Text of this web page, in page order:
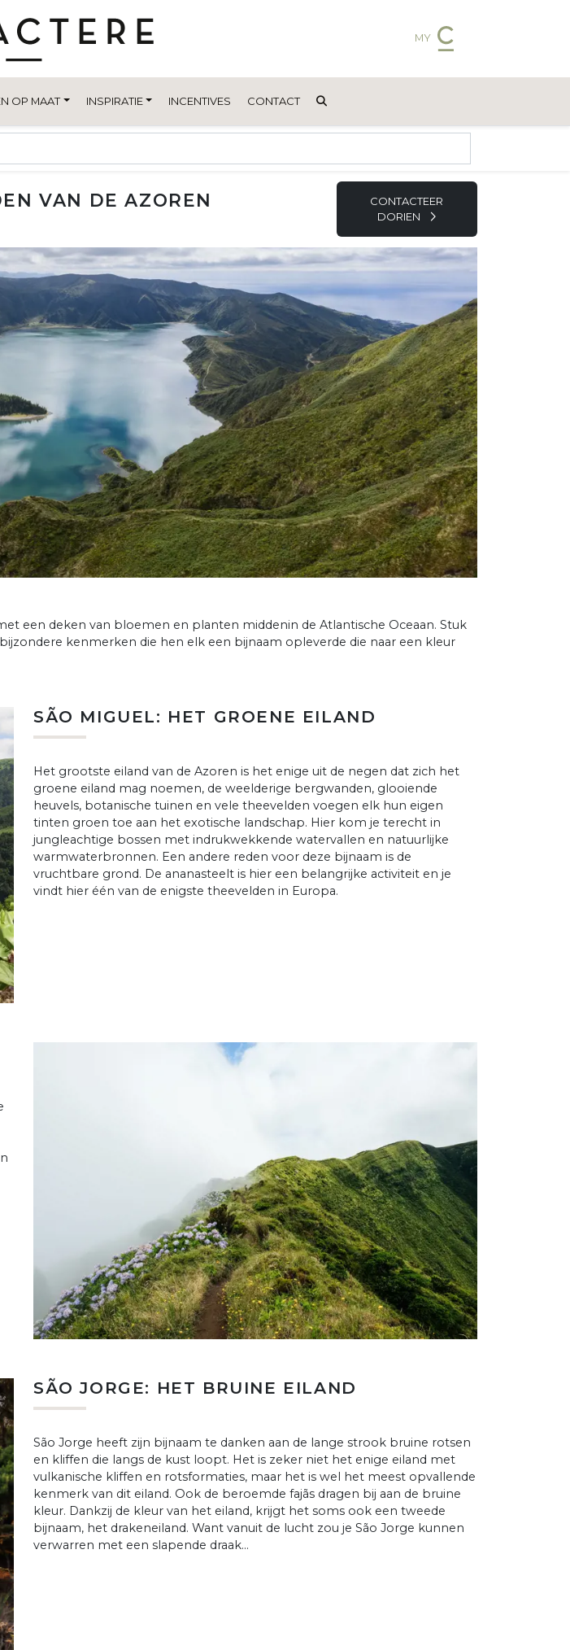
MY
OP MAAT INSPIRATIE INCENTIVES CONTACT
VAN DE AZOREN
CONTACTEER
DORIEN
een deken van bloemen en planten middenin de Atlantische Oceaan. Stuk
kenmerken die hen elk een bijnaam opleverde die naar een kleur
SÃO MIGUEL: HET GROENE EILAND
Het grootste eiland van de Azoren is het enige uit de negen dat zich het
groene eiland mag noemen, de weelderige bergwanden, glooiende
heuvels, botanische tuinen en vele theevelden voegen elk hun eigen
tinten groen toe aan het exotische landschap. Hier kom je terecht in
jungleachtige bossen met indrukwekkende watervallen en natuurlijke
warmwaterbronnen. Een andere reden voor deze bijnaam is de
vruchtbare grond. De ananasteelt is hier een belangrijke activiteit en je
vindt hier één van de enigste theevelden in Europa.
SÃO JORGE: HET BRUINE EILAND
São Jorge heeft zijn bijnaam te danken aan de lange strook bruine rotsen
en kliffen die langs de kust loopt. Het is zeker niet het enige eiland met
vulkanische kliffen en rotsformaties, maar het is wel het meest opvallende
kenmerk van dit eiland. Ook de beroemde fajãs dragen bij aan de bruine
kleur. Dankzij de kleur van het eiland, krijgt het soms ook een tweede
bijnaam, het drakeneiland. Want vanuit de lucht zou je São Jorge kunnen
verwarren met een slapende draak…